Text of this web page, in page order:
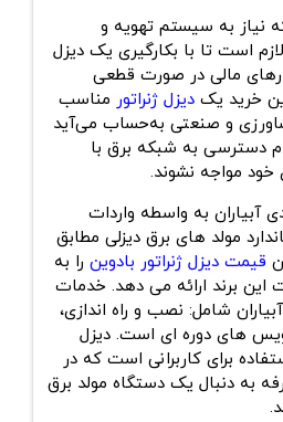
نیاز به سیستم تهویه و
است تا با بکارگیری یک دیزل
مالی در صورت قطعی
خرید یک دیزل ژنراتور مناسب
و صنعتی به‌حساب می‌آید
دسترسی به شبکه برق با
خود مواجه نشوند.
آبیاران به واسطه واردات
مولد های برق دیزلی مطابق
قیمت دیزل ژنراتور بادوین را به
این برند ارائه می دهد. خدمات
شامل: نصب و راه اندازی،
های دوره ای است. دیزل
برای کاربرانی است که در
به دنبال یک دستگاه مولد برق